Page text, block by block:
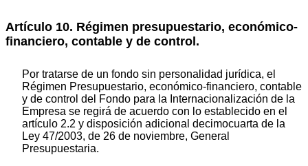
Artículo 10. Régimen presupuestario, económico-
financiero, contable y de control.
Por tratarse de un fondo sin personalidad jurídica, el
Régimen Presupuestario, económico-financiero, contable
y de control del Fondo para la Internacionalización de la
Empresa se regirá de acuerdo con lo establecido en el
artículo 2.2 y disposición adicional decimocuarta de la
Ley 47/2003, de 26 de noviembre, General
Presupuestaria.